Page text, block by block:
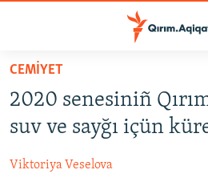
Esas
qaytmaq
Baş
qaytmaq
CEMİYET
CEMİYET
2020 senesiniñ
suv ve sayğı içün
Viktoriya Veselova